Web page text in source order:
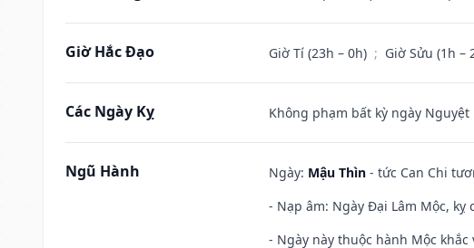
Giờ Hắc Đạo Giờ Tí (23h – 0h) ; Giờ Sửu (1h –
Các Ngày Kỵ Không phạm bất kỳ ngày
Ngũ Hành Ngày: Mậu Thìn - tức Can Chi
- Nạp âm: Ngày Đại Lâm Mộc, kỵ
- Ngày này thuộc hành Mộc